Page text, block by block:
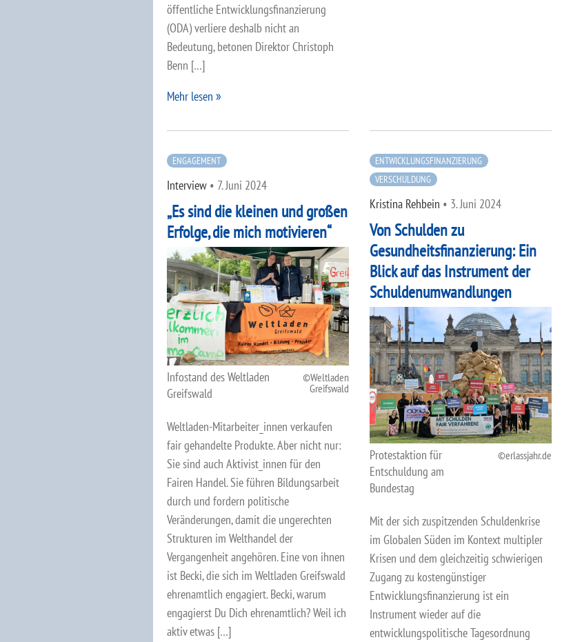
öffentliche Entwicklungsfinanzierung
(ODA) verliere deshalb nicht an
Bedeutung, betonen Direktor Christoph
Benn […]
Mehr lesen
ENGAGEMENT
Interview • 7. Juni 2024
„Es sind die kleinen und großen
Erfolge, die mich motivieren“
Infostand des Weltladen
Greifswald
Weltladen
Greifswald
Weltladen-Mitarbeiter_innen verkaufen
fair gehandelte Produkte. Aber nicht nur:
Sie sind auch Aktivist_innen für den
Fairen Handel. Sie führen Bildungsarbeit
durch und fordern politische
Veränderungen, damit die ungerechten
Strukturen im Welthandel der
Vergangenheit angehören. Eine von ihnen
ist Becki, die sich im Weltladen Greifswald
ehrenamtlich engagiert. Becki, warum
engagierst Du Dich ehrenamtlich? Weil ich
aktiv etwas […]
ENTWICKLUNGSFINANZIERUNG
VERSCHULDUNG
Kristina Rehbein • 3. Juni 2024
Von Schulden zu
Gesundheitsfinanzierung: Ein
Blick auf das Instrument der
Schuldenumwandlungen
Protestaktion für
Entschuldung am
Bundestag
erlassjahr.de
Mit der sich zuspitzenden Schuldenkrise
im Globalen Süden im Kontext multipler
Krisen und dem gleichzeitig schwierigen
Zugang zu kostengünstiger
Entwicklungsfinanzierung ist ein
Instrument wieder auf die
entwicklungspolitische Tagesordnung